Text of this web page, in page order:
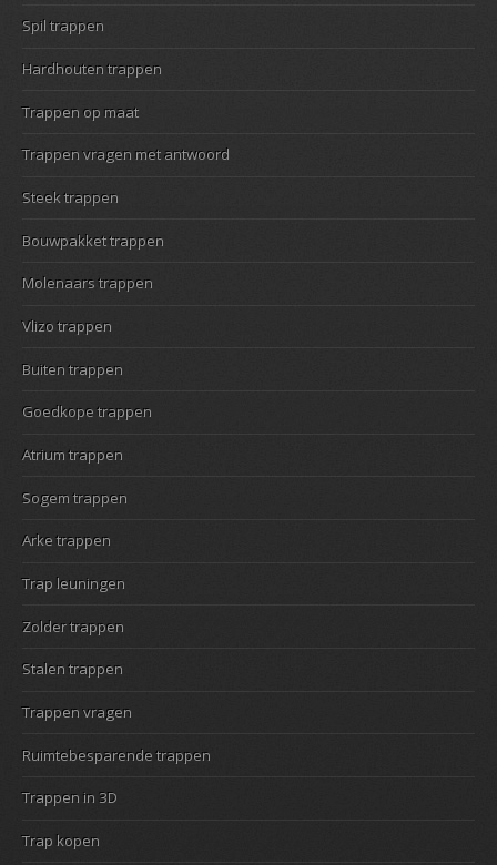
Spil trappen
Hardhouten trappen
Trappen op maat
Trappen vragen met antwoord
Steek trappen
Bouwpakket trappen
Molenaars trappen
Vlizo trappen
Buiten trappen
Goedkope trappen
Atrium trappen
Sogem trappen
Arke trappen
Trap leuningen
Zolder trappen
Stalen trappen
Trappen vragen
Ruimtebesparende trappen
Trappen in 3D
Trap kopen